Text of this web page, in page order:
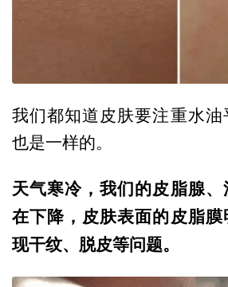
我们都知道皮肤要注重水油
也是一样的。
天气寒冷，我们的皮脂腺
在下降，皮肤表面的皮脂
现干纹、脱皮等问题。